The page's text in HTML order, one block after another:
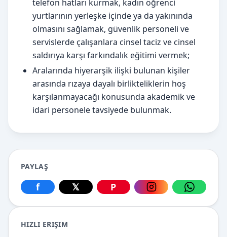
telefon hatları kurmak, kadın öğrenci
yurtlarının yerleşke içinde ya da yakınında
olmasını sağlamak, güvenlik personeli ve
servislerde çalışanlara cinsel taciz ve cinsel
saldırıya karşı farkındalık eğitimi vermek;
Aralarında hiyerarşik ilişki bulunan kişiler
arasında rızaya dayalı birlikteliklerin hoş
karşılanmayacağı konusunda akademik ve
idari personele tavsiyede bulunmak.
PAYLAŞ
Facebook üzerinden paylaş
f
X üzerinden paylaş
𝕏
Pinterest üzerinden paylaş
P
Instagram
HIZLI ERIŞIM